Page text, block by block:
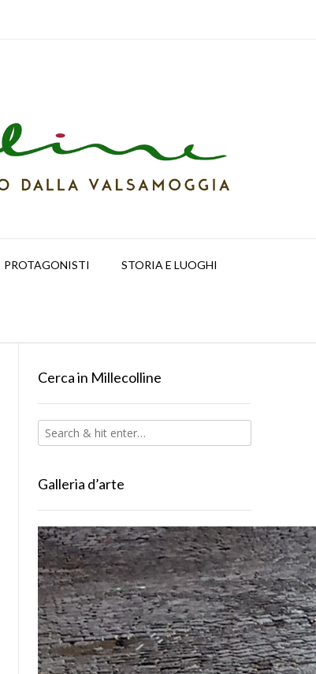
PROTAGONISTI STORIA E LUOGHI
Cerca in Millecolline
Galleria d’arte